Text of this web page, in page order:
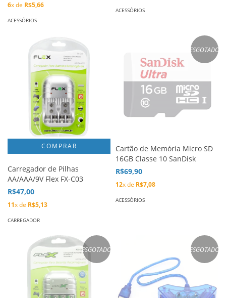
6x de R$5,66
ACESSÓRIOS
ACESSÓRIOS
Carregador de Pilhas
AA/AAA/9V Flex FX-C03
R$47,00
11x de R$5,13
CARREGADOR
ESGOTADO
Cartão de Memória Micro SD
16GB Classe 10 SanDisk
R$69,90
12x de R$7,08
ACESSÓRIOS
ESGOTADO ESGOTADO